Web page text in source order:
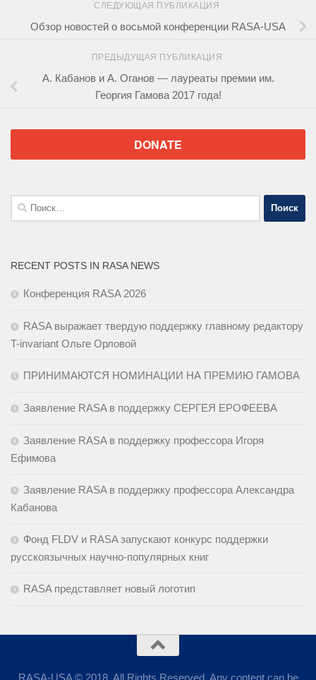
СЛЕДУЮЩАЯ ПУБЛИКАЦИЯ
Обзор новостей о восьмой конференции RASA-USA
ПРЕДЫДУЩАЯ ПУБЛИКАЦИЯ
А. Кабанов и А. Оганов — лауреаты премии им.
Георгия Гамова 2017 года!
DONATE
Найти:
RECENT POSTS IN RASA NEWS
Конференция RASA 2026
RASA выражает твердую поддержку главному редактору
T-invariant Ольге Орловой
ПРИНИМАЮТСЯ НОМИНАЦИИ НА ПРЕМИЮ ГАМОВА
Заявление RASA в поддержку СЕРГЕЯ ЕРОФЕЕВА
Заявление RASA в поддержку профессора Игоря
Ефимова
Заявление RASA в поддержку профессора Александра
Кабанова
Фонд FLDV и RASA запускают конкурс поддержки
русскоязычных научно-популярных книг
RASA представляет новый логотип
RASA-USA © 2018. All Rights Reserved. Any content can be